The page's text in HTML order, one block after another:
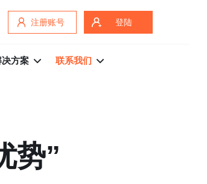
注册账号 登陆
决方案 联系我们
势”